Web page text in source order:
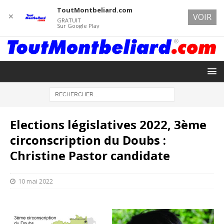
Elections législatives 2022, 3ème
circonscription du Doubs :
Christine Pastor candidate
10 mai 2022
✕
ToutMontbeliard.com
GRATUIT
Sur Google Play
VOIR